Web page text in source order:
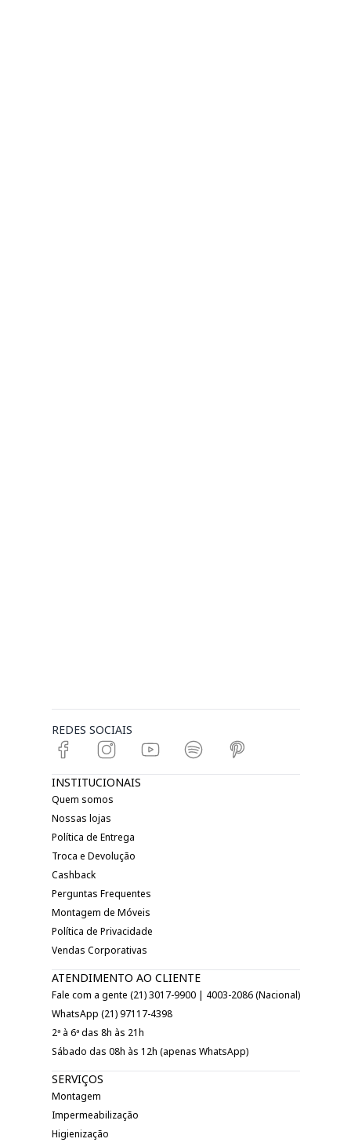
REDES SOCIAIS
INSTITUCIONAIS
Quem somos
Nossas lojas
Política de Entrega
Troca e Devolução
Cashback
Perguntas Frequentes
Montagem de Móveis
Política de Privacidade
Vendas Corporativas
ATENDIMENTO AO CLIENTE
Fale com a gente (21) 3017-9900 | 4003-2086 (Nacional)
WhatsApp (21) 97117-4398
2ª à 6ª das 8h às 21h
Sábado das 08h às 12h (apenas WhatsApp)
SERVIÇOS
Montagem
Impermeabilização
Higienização